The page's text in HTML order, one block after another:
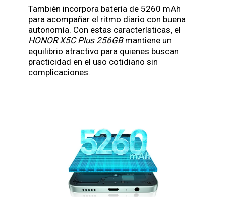
También incorpora batería de 5260 mAh
para acompañar el ritmo diario con buena
autonomía. Con estas características, el
HONOR X5C Plus 256GBmantiene un
equilibrio atractivo para quienes buscan
practicidad en el uso cotidiano sin
complicaciones.